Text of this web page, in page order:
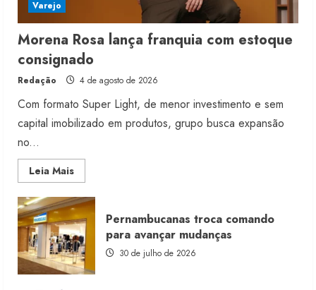
Varejo
Morena Rosa lança franquia com estoque
consignado
Redação 4 de agosto de 2026
Com formato Super Light, de menor investimento e sem
capital imobilizado em produtos, grupo busca expansão
no...
Leia MaisRead
more
Morena
Rosa
lança
franquia
com
estoque
consignado
Pernambucanas troca comando
para avançar mudanças
30 de julho de 2026